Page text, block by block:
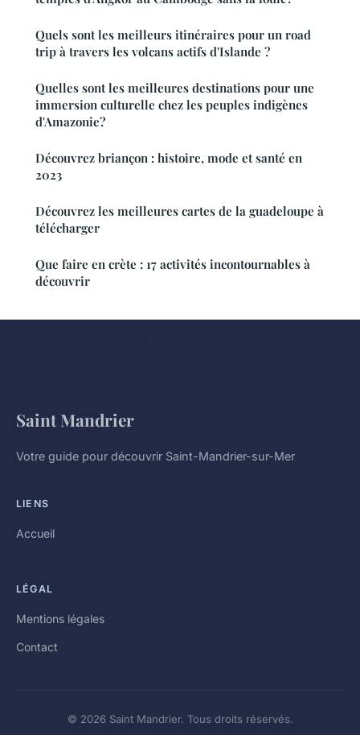
Quels sont les meilleurs itinéraires pour un road
trip à travers les volcans actifs d'Islande ?
Quelles sont les meilleures destinations pour une
immersion culturelle chez les peuples indigènes
d'Amazonie?
Découvrez briançon : histoire, mode et santé en
2023
Découvrez les meilleures cartes de la guadeloupe à
télécharger
Que faire en crète : 17 activités incontournables à
découvrir
Saint Mandrier
Votre guide pour découvrir Saint-Mandrier-sur-Mer
LIENS
Accueil
LÉGAL
Mentions légales
Contact
© 2026 Saint Mandrier. Tous droits réservés.